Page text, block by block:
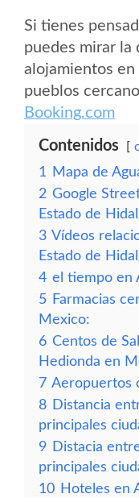
Si tienes
puedes mirar la
alojamientos
pueblos
Booking.com
Contenidos
1
Mapa de
2 Google
Estado de
3 Vídeos
Estado de
4 el tiempo en
5 Farmacias
Mexico:
6 Centos de
Hedionda en
7 Aeropuertos
8 Distancia
principales
9 Distacia
principales
10 Hoteles en